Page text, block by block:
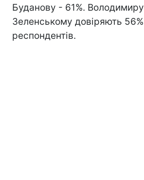
Буданову - 61%. Володимиру
Зеленському довіряють 56%
респондентів.